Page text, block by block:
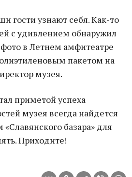
гости узнают себя. Как-то
с удивлением обнаружил
в Летнем амфитеатре
пакетом на
музея.
приметой успеха
музея всегда найдется
базара» для
Приходите!